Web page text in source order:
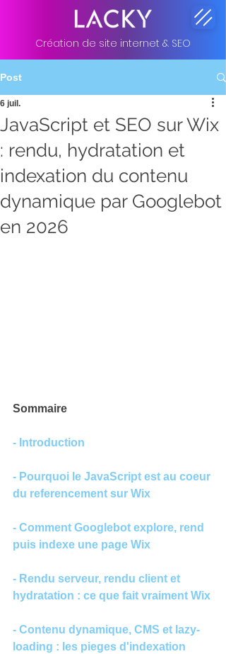
Création de site internet & SEO
Post
JavaScript et SEO sur Wix
: rendu, hydratation et
indexation du contenu
dynamique par Googlebot
en 2026
6 juil.
Sommaire
- Introduction
- Pourquoi le JavaScript est au coeur
du referencement sur Wix
- Comment Googlebot explore, rend
puis indexe une page Wix
- Rendu serveur, rendu client et
hydratation : ce que fait vraiment Wix
- Contenu dynamique, CMS et lazy-
loading : les pieges d'indexation